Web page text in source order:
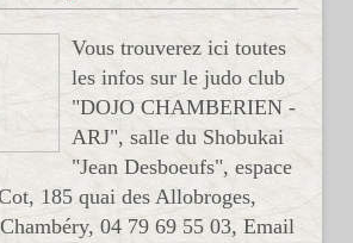
Vous trouverez ici toutes
les infos sur le judo club
"DOJO CHAMBERIEN -
ARJ", salle du Shobukai
"Jean Desboeufs", espace
185 quai des Allobroges,
04 79 69 55 03, Email